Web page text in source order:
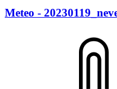
Meteo -